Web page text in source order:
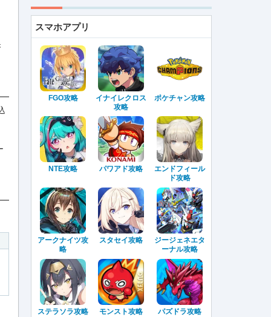
スマホアプリ
FGO攻略
イナイレクロス
攻略
ポケチャン攻略
NTE攻略 パワアド攻略
エンドフィール
ド攻略
アークナイツ攻
略
スタセイ攻略
ジージェネエタ
ーナル攻略
ステラソラ攻略 モンスト攻略 パズドラ攻略